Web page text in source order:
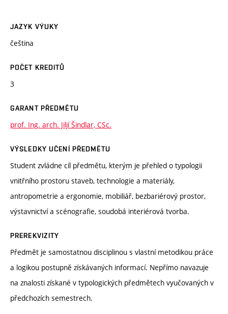
JAZYK VÝUKY
čeština
POČET KREDITŮ
3
GARANT PŘEDMĚTU
prof. Ing. arch. Jiljí Šindlar, CSc.
VÝSLEDKY UČENÍ PŘEDMĚTU
Student zvládne cíl předmětu, kterým je přehled o typologii
vnitřního prostoru staveb, technologie a materiály,
antropometrie a ergonomie, mobiliář, bezbariérový prostor,
výstavnictví a scénografie, soudobá interiérová tvorba.
PREREKVIZITY
Předmět je samostatnou disciplinou s vlastní metodikou práce
a logikou postupně získávaných informací. Nepřímo navazuje
na znalosti získané v typologických předmětech vyučovaných v
předchozích semestrech.